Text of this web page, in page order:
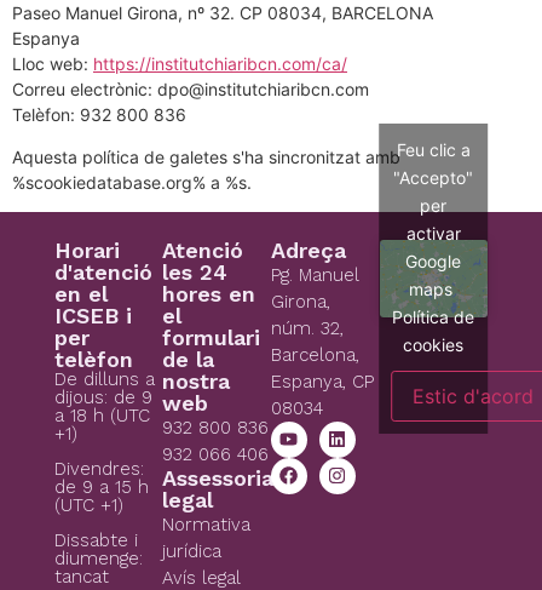
Paseo Manuel Girona, nº 32. CP 08034, BARCELONA
Espanya
Lloc web: https://institutchiaribcn.com/ca/
Correu electrònic: dpo@institutchiaribcn.com
Telèfon: 932 800 836
Aquesta política de galetes s'ha sincronitzat amb
%scookiedatabase.org% a %s.
Horari
d'atenció
en el
ICSEB i
per
telèfon
De dilluns a
dijous: de 9
a 18 h (UTC
+1)
Divendres:
de 9 a 15 h
(UTC +1)
Dissabte i
diumenge:
tancat
Atenció
les 24
hores en
el
formulari
de la
nostra
web
932 800 836
932 066 406
Assessoria
legal
Normativa
jurídica
Avís legal
Adreça
Pg. Manuel
Girona,
núm. 32,
Barcelona,
Espanya, CP
08034
Feu clic a
"Accepto"
per
activar
Google
maps
Política de
cookies
Estic d'acord